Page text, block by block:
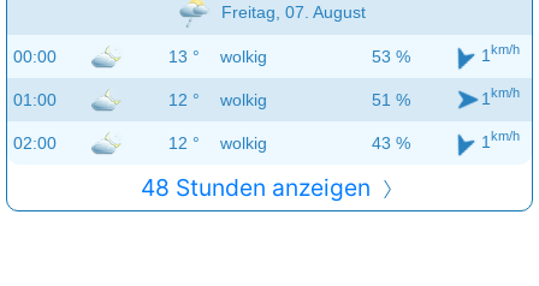
Freitag, 07. August
00:00 13 ° wolkig 53 % 1 km/h
01:00 12 ° wolkig 51 % 1 km/h
02:00 12 ° wolkig 43 % 1 km/h
48 Stunden anzeigen